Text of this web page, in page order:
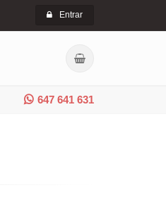
Entrar
647 641 631